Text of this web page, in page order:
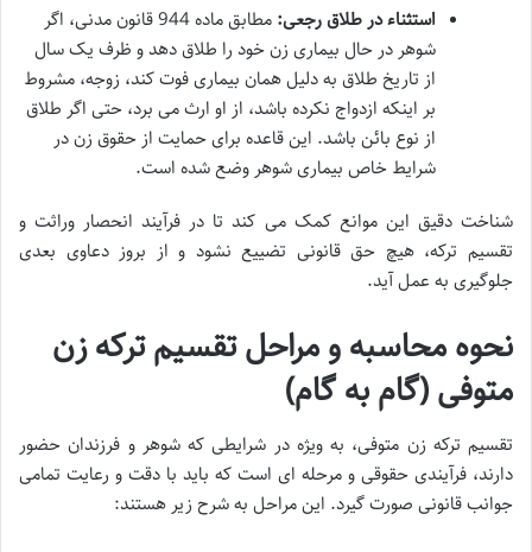
استثناء در طلاق رجعی:
مطابق ماده 944 قانون مدنی، اگر
شوهر در حال بیماری زن خود را طلاق دهد و ظرف یک سال
از تاریخ طلاق به دلیل همان بیماری فوت کند، زوجه، مشروط
بر اینکه ازدواج نکرده باشد، از او ارث می برد، حتی اگر طلاق
از نوع بائن باشد. این قاعده برای حمایت از حقوق زن در
شرایط خاص بیماری شوهر وضع شده است.
شناخت دقیق این موانع کمک می کند تا در فرآیند انحصار وراثت و
تقسیم ترکه، هیچ حق قانونی تضییع نشود و از بروز دعاوی بعدی
جلوگیری به عمل آید.
نحوه محاسبه و مراحل تقسیم ترکه زن
متوفی (گام به گام)
تقسیم ترکه زن متوفی، به ویژه در شرایطی که شوهر و فرزندان حضور
دارند، فرآیندی حقوقی و مرحله ای است که باید با دقت و رعایت تمامی
جوانب قانونی صورت گیرد. این مراحل به شرح زیر هستند: